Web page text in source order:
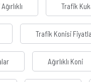
Trafik
Trafik Konisi
Ağırlıklı Koni